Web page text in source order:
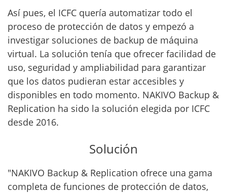
Así pues, el ICFC quería automatizar todo el
proceso de protección de datos y empezó a
investigar soluciones de backup de máquina
virtual. La solución tenía que ofrecer facilidad de
uso, seguridad y ampliabilidad para garantizar
que los datos pudieran estar accesibles y
disponibles en todo momento. NAKIVO Backup &
Replication ha sido la solución elegida por ICFC
desde 2016.
Solución
"NAKIVO Backup & Replication ofrece una gama
completa de funciones de protección de datos,